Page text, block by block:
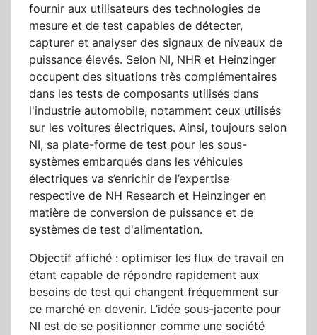
fournir aux utilisateurs des technologies de
mesure et de test capables de détecter,
capturer et analyser des signaux de niveaux de
puissance élevés. Selon NI, NHR et Heinzinger
occupent des situations très complémentaires
dans les tests de composants utilisés dans
l'industrie automobile, notamment ceux utilisés
sur les voitures électriques. Ainsi, toujours selon
NI, sa plate-forme de test pour les sous-
systèmes embarqués dans les véhicules
électriques va s’enrichir de l’expertise
respective de NH Research et Heinzinger en
matière de conversion de puissance et de
systèmes de test d'alimentation.
Objectif affiché : optimiser les flux de travail en
étant capable de répondre rapidement aux
besoins de test qui changent fréquemment sur
ce marché en devenir. L’idée sous-jacente pour
NI est de se positionner comme une société